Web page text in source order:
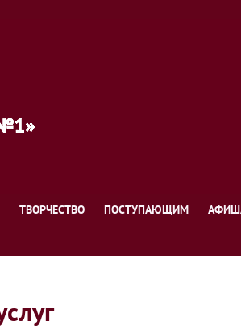
ТВОРЧЕСТВО ПОСТУПАЮЩИМ